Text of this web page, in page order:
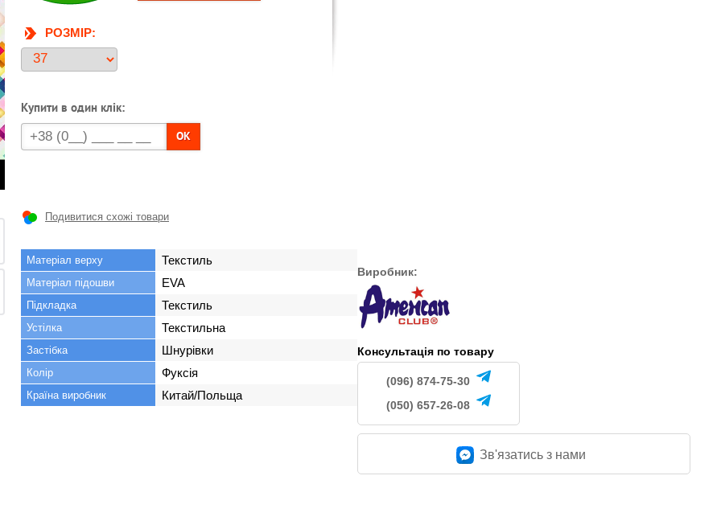
РОЗМІР:
Купити в один клік:
OK
Подивитися схожі товари
Матеріал верху Текстиль
Матеріал підошви EVA
Підкладка Текстиль
Устілка Текстильна
Застібка Шнурівки
Колір Фуксія
Країна виробник Китай/Польща
Виробник:
Консультація по товару
(096) 874-75-30
(050) 657-26-08
Зв'язатись з нами